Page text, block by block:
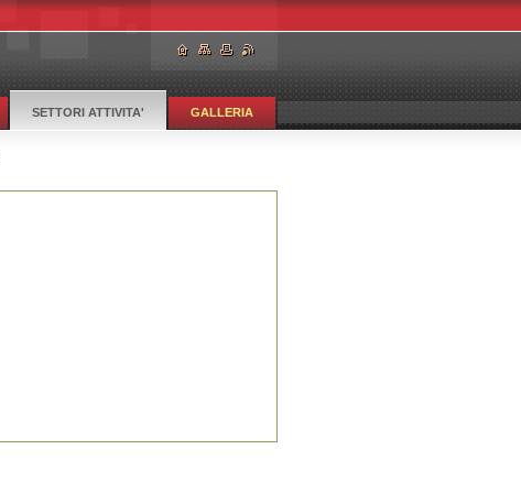
SETTORI ATTIVITA' GALLERIA